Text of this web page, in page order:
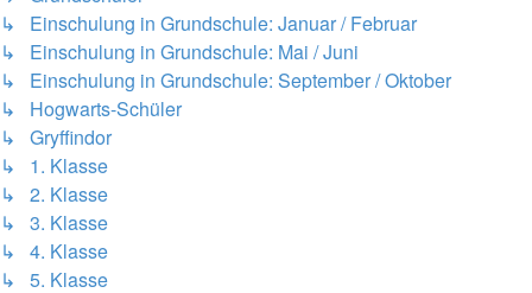
↳ Einschulung in Grundschule: Januar / Februar
↳ Einschulung in Grundschule: Mai / Juni
↳ Einschulung in Grundschule: September / Oktober
↳ Hogwarts-Schüler
↳ Gryffindor
↳ 1. Klasse
↳ 2. Klasse
↳ 3. Klasse
↳ 4. Klasse
↳ 5. Klasse